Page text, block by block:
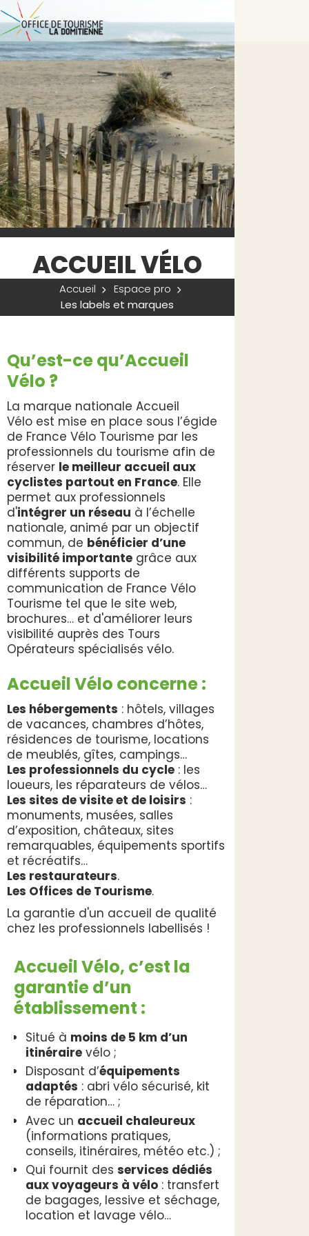
ACCUEIL VÉLO
Accueil
Espace pro
Les labels et marques
Qu’est-ce qu’Accueil
Vélo ?
La marque nationale Accueil
Vélo est mise en place sous l’égide
de France Vélo Tourisme par les
professionnels du tourisme afin de
réserver le meilleur accueil aux
cyclistes partout en France. Elle
permet aux professionnels
d'intégrer un réseau à l’échelle
nationale, animé par un objectif
commun, de bénéficier d’une
visibilité importante grâce aux
différents supports de
communication de France Vélo
Tourisme tel que le site web,
brochures… et d'améliorer leurs
visibilité auprès des Tours
Opérateurs spécialisés vélo.
Accueil Vélo concerne :
Les hébergements : hôtels, villages
de vacances, chambres d’hôtes,
résidences de tourisme, locations
de meublés, gîtes, campings…
Les professionnels du cycle : les
loueurs, les réparateurs de vélos…
Les sites de visite et de loisirs :
monuments, musées, salles
d’exposition, châteaux, sites
remarquables, équipements sportifs
et récréatifs…
Les restaurateurs.
Les Offices de Tourisme.
La garantie d'un accueil de qualité
chez les professionnels labellisés !
Accueil Vélo, c’est la
garantie d’un
établissement :
Situé à moins de 5 km d’un
itinéraire vélo ;
Disposant d’équipements
adaptés : abri vélo sécurisé, kit
de réparation… ;
Avec un accueil chaleureux
(informations pratiques,
conseils, itinéraires, météo etc.) ;
Qui fournit des services dédiés
aux voyageurs à vélo : transfert
de bagages, lessive et séchage,
location et lavage vélo…